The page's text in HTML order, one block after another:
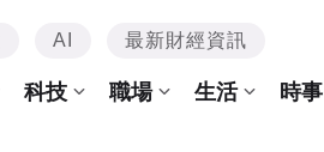
AI 最新財經資訊
科技 職場 生活 時事